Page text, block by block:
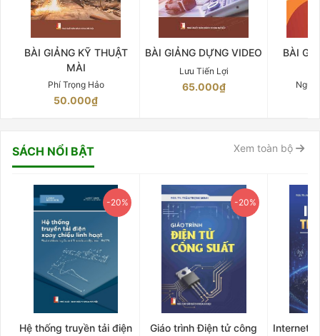
BÀI GIẢNG KỸ THUẬT
MÀI
Phí Trọng Hảo
50.000₫
BÀI GIẢNG DỰNG VIDEO
Lưu Tiến Lợi
65.000₫
BÀI
SÁCH NỔI BẬT Xem toàn bộ
-20%
Hệ thống truyền tải điện
-20%
Giáo trình Điện tử công
Internet